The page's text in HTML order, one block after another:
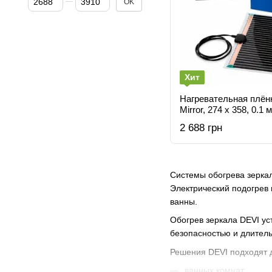
Системы обогрева
Электрический
ванны.
Обогрев зеркала DEVI
безопасностью и
Решения DEVI подходят
Хит
Нагревательная
Mirror, 274 х 358, 0.1
2 688 грн
OK